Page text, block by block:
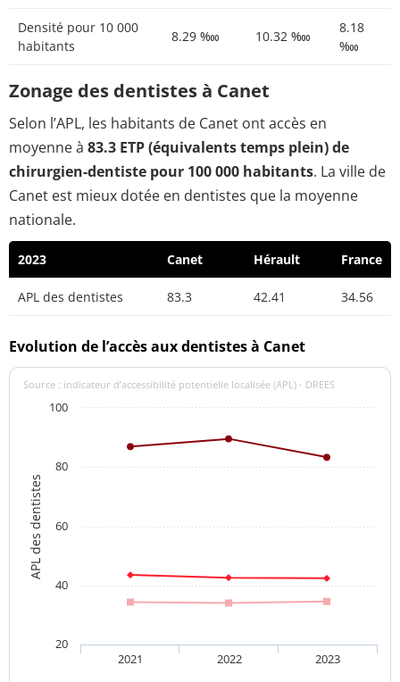
Densité pour 10 000
habitants
8.29 ‱ 10.32 ‱
8.18
‱
Zonage des dentistes à Canet
Selon l’APL, les habitants de Canet ont accès en
moyenne à 83.3 ETP (équivalents temps plein) de
chirurgien-dentiste pour 100 000 habitants. La ville de
Canet est mieux dotée en dentistes que la moyenne
nationale.
2023 Canet Hérault France
APL des dentistes 83.3 42.41 34.56
Evolution de l’accès aux dentistes à Canet
APL des dentistes
Source : indicateur d’accessibilité potentielle localisée (APL) - DREES
2021 2022 2023
20
40
60
80
100